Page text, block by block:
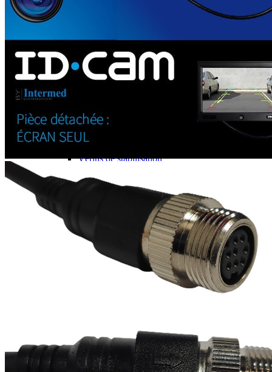
Accessoires rangement cuisine
LIBRAIRIE ET JEUX
Guides
Cartes
Jeux jouets
VW collection
EQUIPEMENT EXTERIEUR
EXTERIEUR CABINE & CELLULE
Vérins de stabilisation
Bavettes de protections
Embout d'échappement
Renforts de suspension
Jantes,Pneus,Roues et accessoires
Pièces détachées équipement
Chaînes neige
ISOLATION & HIVERNAGE
Gamme CLAIRVAL
Gamme de volets ISOPLAIR
Gamme de volets THERMOCOVER
Gamme de volets VISIOPLAIR
Rideaux volets isolants extérieurs
Housse camping-cars et caravanes
Equipement spécial HIVER
OUVERTURES & PORTES